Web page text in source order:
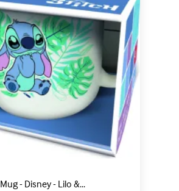
Mug - Disney - Lilo &...